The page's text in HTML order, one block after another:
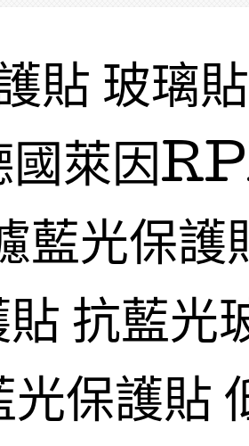
貼 玻璃
國萊因
光保護
抗藍光
保護貼